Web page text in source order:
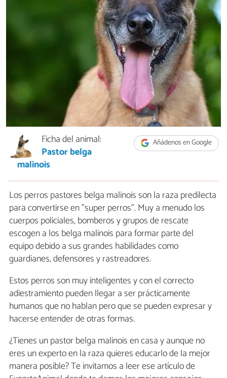
Añádenos en Google
Ficha del animal:
Pastor belga
malinois
Los perros pastores belga malinois son la raza predilecta
para convertirse en "super perros". Muy a menudo los
cuerpos policiales, bomberos y grupos de rescate
escogen a los belga malinois para formar parte del
equipo debido a sus grandes habilidades como
guardianes, defensores y rastreadores.
Estos perros son muy inteligentes y con el correcto
adiestramiento pueden llegar a ser prácticamente
humanos que no hablan pero que se pueden expresar y
hacerse entender de otras formas.
¿Tienes un pastor belga malinois en casa y aunque no
eres un experto en la raza quieres educarlo de la mejor
manera posible? Te invitamos a leer ese artículo de